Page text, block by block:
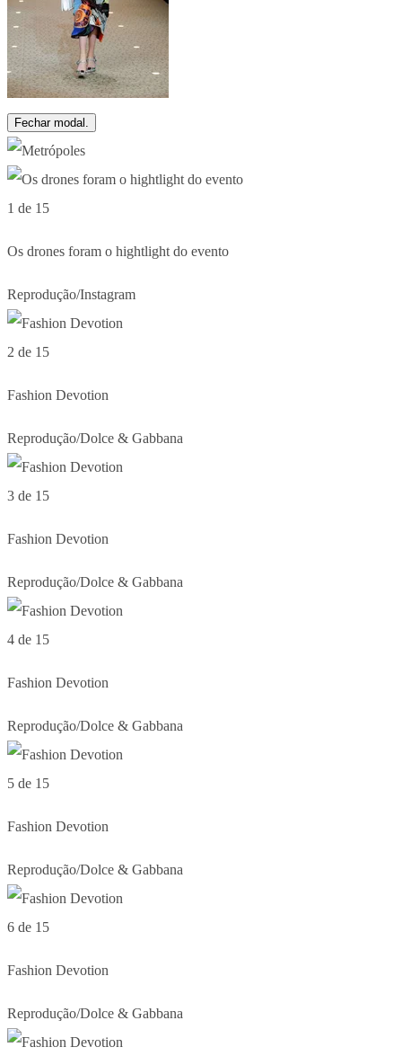
Fechar modal.
1 de 15
Os drones foram o hightlight do evento
Reprodução/Instagram
2 de 15
Fashion Devotion
Reprodução/Dolce & Gabbana
3 de 15
Fashion Devotion
Reprodução/Dolce & Gabbana
4 de 15
Fashion Devotion
Reprodução/Dolce & Gabbana
5 de 15
Fashion Devotion
Reprodução/Dolce & Gabbana
6 de 15
Fashion Devotion
Reprodução/Dolce & Gabbana